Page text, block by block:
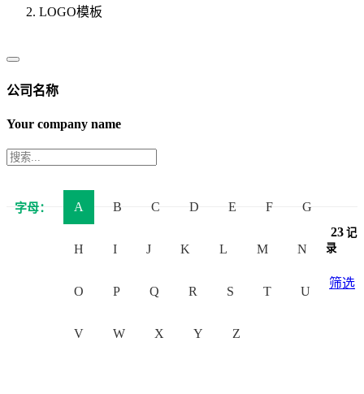
LOGO模板
公司名称
Your company name
字母： A B C D E F G
H I J K L M N
O P Q R S T U
V W X Y Z
23 记
录
筛选